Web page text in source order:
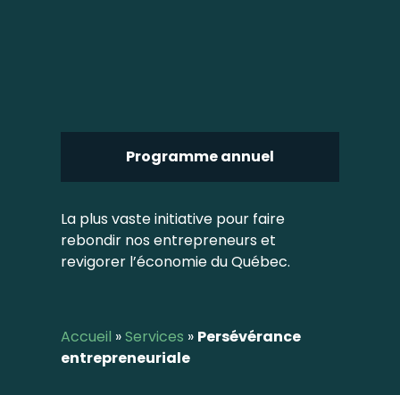
Programme annuel
La plus vaste initiative pour faire
rebondir nos entrepreneurs et
revigorer l’économie du Québec.
Accueil »Services » Persévérance
entrepreneuriale